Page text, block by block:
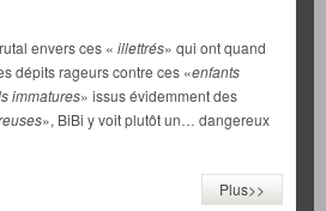
envers ces « illettrés» qui ont quand
dépits rageurs contre ces «enfants
immatures» issus évidemment des
», BiBi y voit plutôt un… dangereux
Plus>>